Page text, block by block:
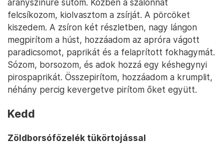
felcsíkozom, kiolvasztom a zsírját. A pörcöket
kiszedem. A zsíron két részletben, nagy lángon
megpirítom a húst, hozzáadom az apróra vágott
paradicsomot, paprikát és a felaprított fokhagymát.
Sózom, borsozom, és adok hozzá egy késhegynyi
pirospaprikát. Összepirítom, hozzáadom a krumplit,
néhány percig kevergetve pirítom őket együtt.
Kedd
Zöldborsófőzelék tükörtojással